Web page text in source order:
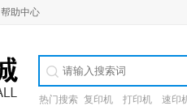
帮助中心
热门搜索 复印机 打印机 速印